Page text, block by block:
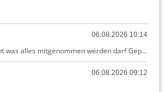
06.08.2026 10:14
Ist gut beschrieben, ansicht was alles mitgenommen werden darf Gepäck dürfte auch kostenloses Handgepäck umfassen, ansonsten sehr easy zu machen
06.08.2026 09:12